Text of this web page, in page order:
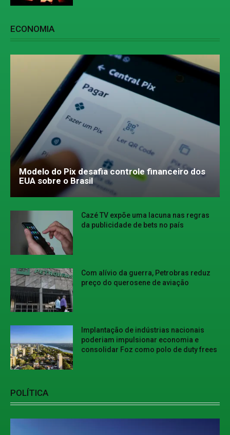
ECONOMIA
Modelo do Pix desafia controle financeiro dos
EUA sobre o Brasil
Cazé TV expõe uma lacuna nas regras
da publicidade de bets no país
Com alívio da guerra, Petrobras reduz
preço do querosene de aviação
Implantação de indústrias nacionais
poderiam impulsionar economia e
consolidar Foz como polo de duty frees
POLÍTICA